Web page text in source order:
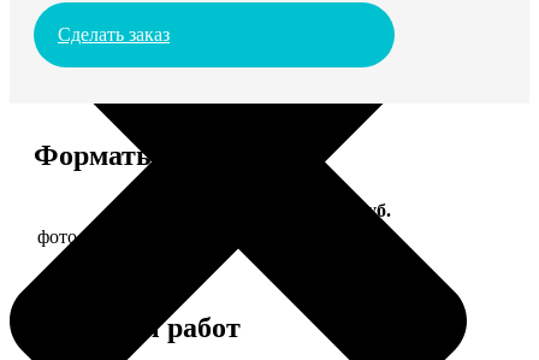
Сделать заказ
Форматы и цены
Цена, руб.
фото 15х15 в деревянной рамке
Примеры работ